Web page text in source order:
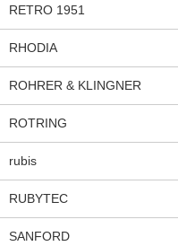
RETRO 1951
RHODIA
ROHRER & KLINGNER
ROTRING
rubis
RUBYTEC
SANFORD